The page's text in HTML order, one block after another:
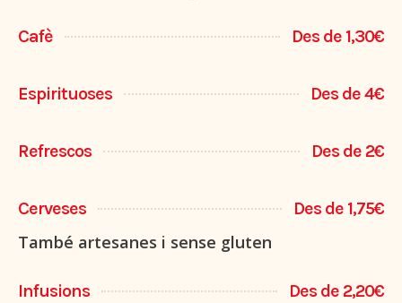
Cafè Des de 1,30€
Espirituoses Des de 4€
Refrescos Des de 2€
Cerveses Des de 1,75€
També artesanes i sense gluten
Infusions Des de 2,20€